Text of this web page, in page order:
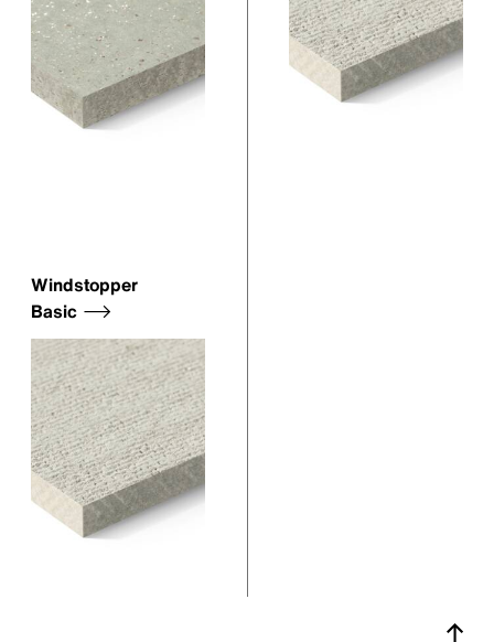
Ilgtspēja
Windstopper
Basic